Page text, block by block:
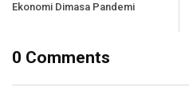
Ekonomi Dimasa Pandemi
0 Comments